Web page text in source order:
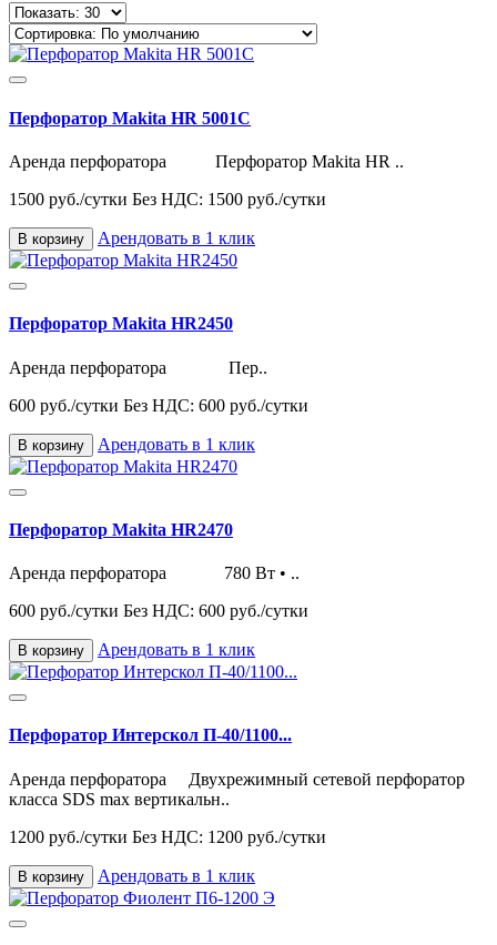
Перфоратор Makita HR 5001C
Аренда перфоратора Перфоратор Makita HR ..
1500 руб./сутки Без НДС: 1500 руб./сутки
В корзину Арендовать в 1 клик
Перфоратор Makita HR2450
Аренда перфоратора Пер..
600 руб./сутки Без НДС: 600 руб./сутки
В корзину Арендовать в 1 клик
Перфоратор Makita HR2470
Аренда перфоратора 780 Вт • ..
600 руб./сутки Без НДС: 600 руб./сутки
В корзину Арендовать в 1 клик
Перфоратор Интерскол П-40/1100...
Аренда перфоратора Двухрежимный сетевой перфоратор
класса SDS max вертикальн..
1200 руб./сутки Без НДС: 1200 руб./сутки
В корзину Арендовать в 1 клик